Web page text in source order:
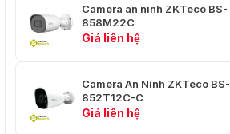
Khe cắm thẻ
nhớ SD
Không
Loại tốc độ bit CBR / VBR
Đầu vào / đầu
ra cảnh báo
Không
Camera an ninh ZKTeco BS-
858M22C
Giá liên hệ
Camera An Ninh ZKTeco BS-
852T12C-C
Giá liên hệ